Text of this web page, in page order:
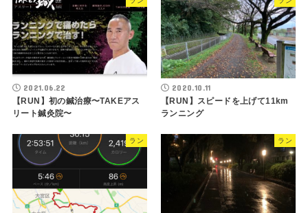
2021.06.22
【RUN】初の鍼治療〜TAKEアス
リート鍼灸院〜
2020.10.11
【RUN】スピードを上げて11km
ランニング
ラン ラン